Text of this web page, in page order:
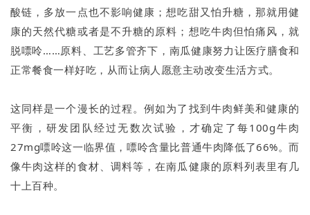
酸链，多放一点也不影响健康；想吃甜又怕升糖，那就用健
康的天然代糖或者是不升糖的原料；想吃牛肉但怕痛风，就
脱嘌呤……原料、工艺多管齐下，南瓜健康努力让医疗膳食和
正常餐食一样好吃，从而让病人愿意主动改变生活方式。
这同样是一个漫长的过程。例如为了找到牛肉鲜美和健康的
平衡，研发团队经过无数次试验，才确定了每100g牛肉
27mg嘌呤这一临界值，嘌呤含量比普通牛肉降低了66%。而
像牛肉这样的食材、调料等，在南瓜健康的原料列表里有几
十上百种。